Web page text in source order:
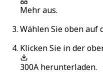
Mehraus.
Wählen Sie oben auf
Klicken Sie in der
300A herunterladen.